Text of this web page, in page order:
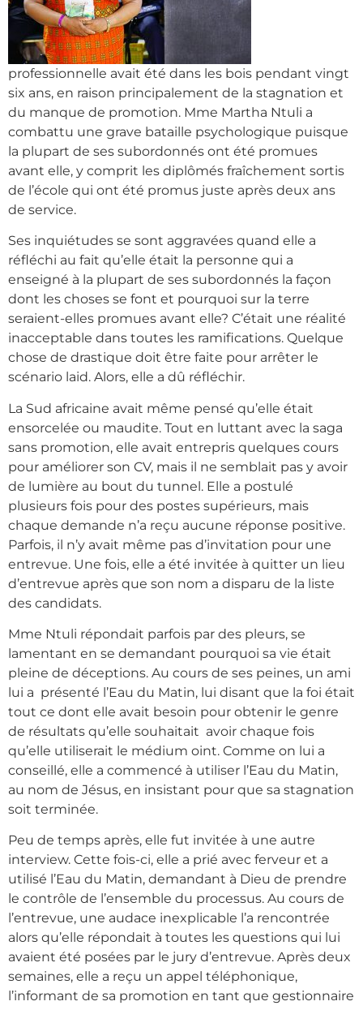
professionnelle avait été dans les bois pendant vingt
six ans, en raison principalement de la stagnation et
du manque de promotion. Mme Martha Ntuli a
combattu une grave bataille psychologique puisque
la plupart de ses subordonnés ont été promues
avant elle, y comprit les diplômés fraîchement sortis
de l’école qui ont été promus juste après deux ans
de service.
Ses inquiétudes se sont aggravées quand elle a
réfléchi au fait qu’elle était la personne qui a
enseigné à la plupart de ses subordonnés la façon
dont les choses se font et pourquoi sur la terre
seraient-elles promues avant elle? C’était une réalité
inacceptable dans toutes les ramifications. Quelque
chose de drastique doit être faite pour arrêter le
scénario laid. Alors, elle a dû réfléchir.
La Sud africaine avait même pensé qu’elle était
ensorcelée ou maudite. Tout en luttant avec la saga
sans promotion, elle avait entrepris quelques cours
pour améliorer son CV, mais il ne semblait pas y avoir
de lumière au bout du tunnel. Elle a postulé
plusieurs fois pour des postes supérieurs, mais
chaque demande n’a reçu aucune réponse positive.
Parfois, il n’y avait même pas d’invitation pour une
entrevue. Une fois, elle a été invitée à quitter un lieu
d’entrevue après que son nom a disparu de la liste
des candidats.
Mme Ntuli répondait parfois par des pleurs, se
lamentant en se demandant pourquoi sa vie était
pleine de déceptions. Au cours de ses peines, un ami
lui a présenté l’Eau du Matin, lui disant que la foi était
tout ce dont elle avait besoin pour obtenir le genre
de résultats qu’elle souhaitait avoir chaque fois
qu’elle utiliserait le médium oint. Comme on lui a
conseillé, elle a commencé à utiliser l’Eau du Matin,
au nom de Jésus, en insistant pour que sa stagnation
soit terminée.
Peu de temps après, elle fut invitée à une autre
interview. Cette fois-ci, elle a prié avec ferveur et a
utilisé l’Eau du Matin, demandant à Dieu de prendre
le contrôle de l’ensemble du processus. Au cours de
l’entrevue, une audace inexplicable l’a rencontrée
alors qu’elle répondait à toutes les questions qui lui
avaient été posées par le jury d’entrevue. Après deux
semaines, elle a reçu un appel téléphonique,
l’informant de sa promotion en tant que gestionnaire